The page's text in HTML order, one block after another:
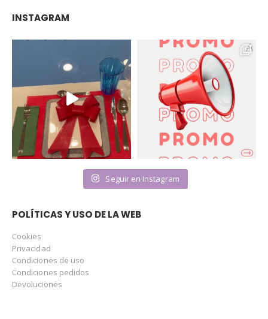
INSTAGRAM
Seguir en Instagram
POLÍTICAS Y USO DE LA WEB
Cookies
Privacidad
Condiciones de uso
Condiciones pedidos
Devoluciones